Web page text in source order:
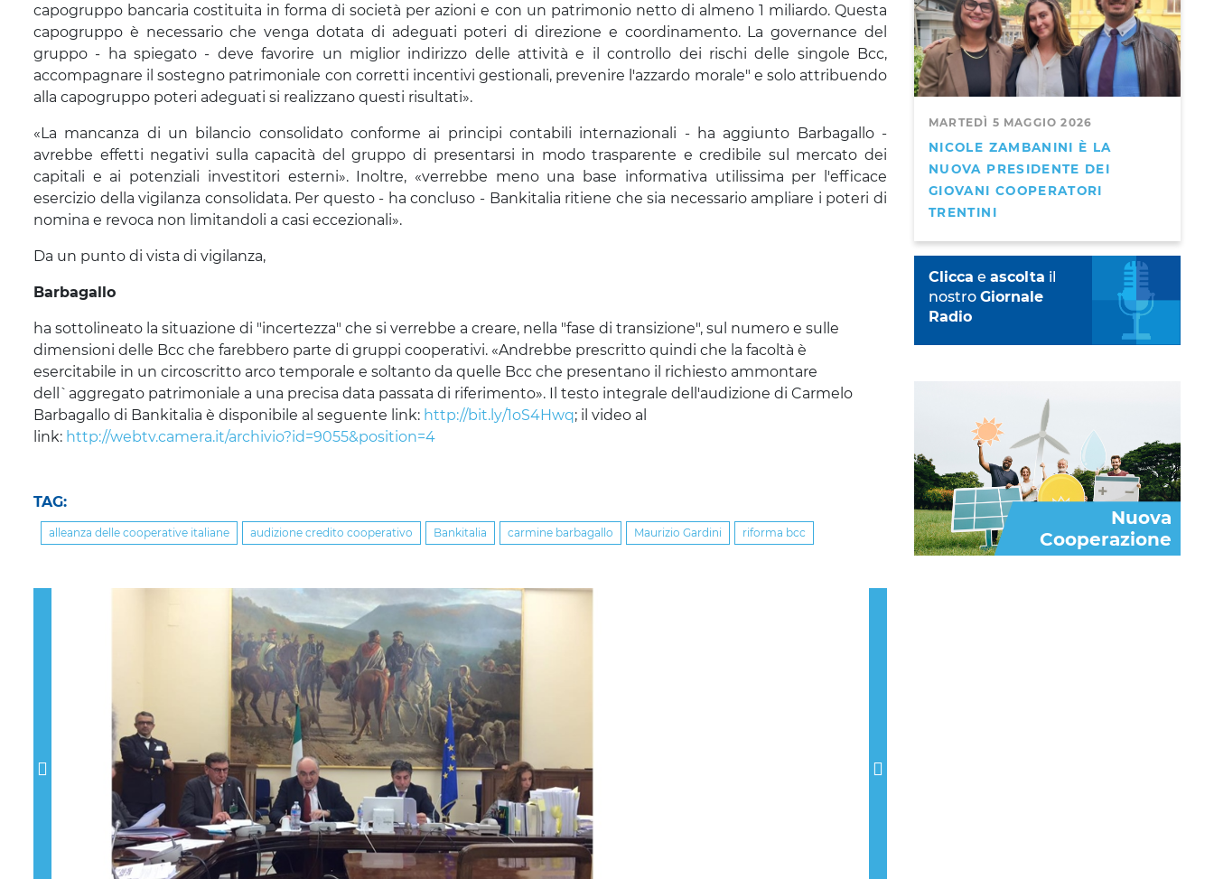
capogruppo bancaria costituita in forma di società per azioni e con un patrimonio netto di almeno 1 miliardo. Questa
capogruppo è necessario che venga dotata di adeguati poteri di direzione e coordinamento. La governance del
gruppo - ha spiegato - deve favorire un miglior indirizzo delle attività e il controllo dei rischi delle singole Bcc,
accompagnare il sostegno patrimoniale con corretti incentivi gestionali, prevenire l'azzardo morale" e solo attribuendo
alla capogruppo poteri adeguati si realizzano questi risultati».
«La mancanza di un bilancio consolidato conforme ai principi contabili internazionali - ha aggiunto Barbagallo -
avrebbe effetti negativi sulla capacità del gruppo di presentarsi in modo trasparente e credibile sul mercato dei
capitali e ai potenziali investitori esterni». Inoltre, «verrebbe meno una base informativa utilissima per l'efficace
esercizio della vigilanza consolidata. Per questo - ha concluso - Bankitalia ritiene che sia necessario ampliare i poteri di
nomina e revoca non limitandoli a casi eccezionali».
Da un punto di vista di vigilanza,
Barbagallo
ha sottolineato la situazione di "incertezza" che si verrebbe a creare, nella "fase di transizione", sul numero e sulle
dimensioni delle Bcc che farebbero parte di gruppi cooperativi. «Andrebbe prescritto quindi che la facoltà è
esercitabile in un circoscritto arco temporale e soltanto da quelle Bcc che presentano il richiesto ammontare
dell`aggregato patrimoniale a una precisa data passata di riferimento». Il testo integrale dell'audizione di Carmelo
Barbagallo di Bankitalia è disponibile al seguente link: http://bit.ly/1oS4Hwq; il video al
link: http://webtv.camera.it/archivio?id=9055&position=4
TAG:
alleanza delle cooperative italiane audizione credito cooperativo Bankitalia carmine barbagallo Maurizio Gardini riforma bcc
MARTEDÌ 5 MAGGIO 2026
NICOLE ZAMBANINI È LA
NUOVA PRESIDENTE DEI
GIOVANI COOPERATORI
TRENTINI
Clicca e ascolta il
nostro Giornale
Radio
Nuova
Cooperazione